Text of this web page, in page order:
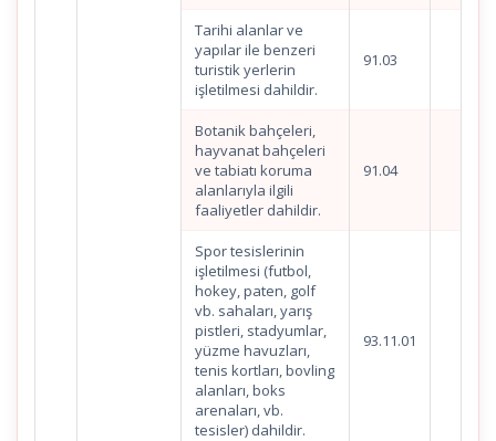
Tarihi alanlar ve
yapılar ile benzeri
turistik yerlerin
işletilmesi dahildir.
91.03
Botanik bahçeleri,
hayvanat bahçeleri
ve tabiatı koruma
alanlarıyla ilgili
faaliyetler dahildir.
91.04
Spor tesislerinin
işletilmesi (futbol,
hokey, paten, golf
vb. sahaları, yarış
pistleri, stadyumlar,
yüzme havuzları,
tenis kortları, bovling
alanları, boks
arenaları, vb.
tesisler) dahildir.
93.11.01